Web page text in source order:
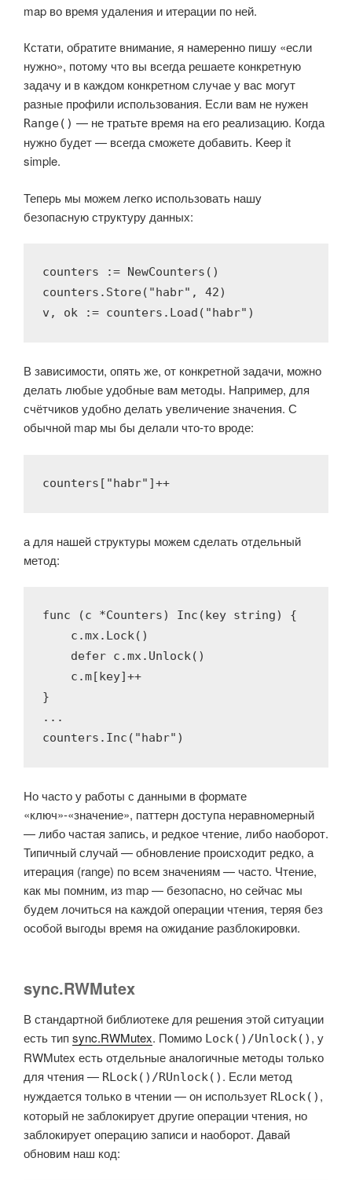
map во время удаления и итерации по ней.
Кстати, обратите внимание, я намеренно пишу «если
нужно», потому что вы всегда решаете конкретную
задачу и в каждом конкретном случае у вас могут
разные профили использования. Если вам не нужен
Range() — не тратьте время на его реализацию. Когда
нужно будет — всегда сможете добавить. Keep it
simple.
Теперь мы можем легко использовать нашу
безопасную структуру данных:
counters := NewCounters()
counters.Store( "habr" , 42)
v, ok := counters.Load( "habr" )
В зависимости, опять же, от конкретной задачи, можно
делать любые удобные вам методы. Например, для
счётчиков удобно делать увеличение значения. С
обычной map мы бы делали что-то вроде:
counters[ "habr" ]++
а для нашей структуры можем сделать отдельный
метод:
func (c *Counters) Inc (key string)
{
    c.mx.Lock()
defer c.mx.Unlock()
    c.m[key]++
}
...
counters.Inc( "habr" )
Но часто у работы с данными в формате
«ключ»-«значение», паттерн доступа неравномерный
— либо частая запись, и редкое чтение, либо наоборот.
Типичный случай — обновление происходит редко, а
итерация (range) по всем значениям — часто. Чтение,
как мы помним, из map — безопасно, но сейчас мы
будем лочиться на каждой операции чтения, теряя без
особой выгоды время на ожидание разблокировки.
sync.RWMutex
В стандартной библиотеке для решения этой ситуации
есть тип sync.RWMutex. Помимо Lock()/Unlock() , у
RWMutex есть отдельные аналогичные методы только
для чтения — RLock()/RUnlock() . Если метод
нуждается только в чтении — он использует RLock() ,
который не заблокирует другие операции чтения, но
заблокирует операцию записи и наоборот. Давай
обновим наш код: